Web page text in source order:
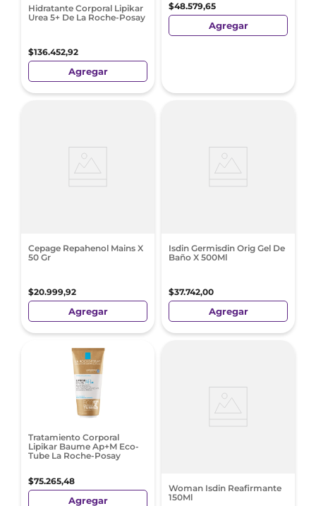
Hidratante Corporal Lipikar
Urea 5+ De La Roche-Posay
$136.452,92
Agregar
$48.579,65
Agregar
Cepage Repahenol Mains X
50 Gr
$20.999,92
Agregar
Isdin Germisdin Orig Gel De
Baño X 500Ml
$37.742,00
Agregar
Tratamiento Corporal
Lipikar Baume Ap+M Eco-
Tube La Roche-Posay
$75.265,48
Agregar
Woman Isdin Reafirmante
150Ml